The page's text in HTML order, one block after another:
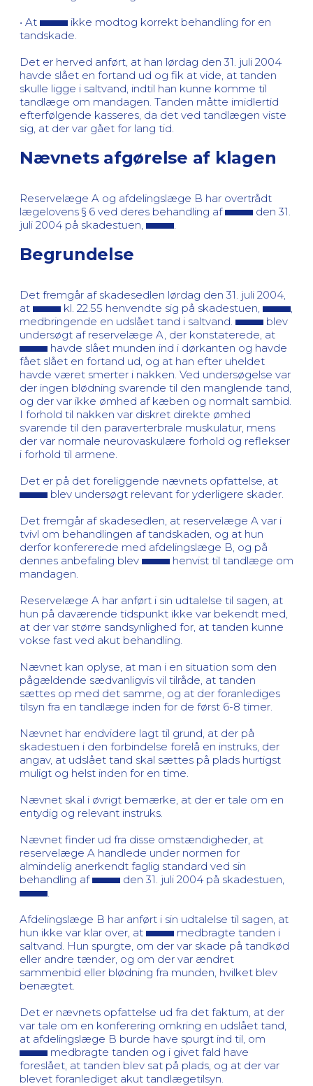
• At
ikke modtog korrekt behandling for en
tandskade.
Det er herved anført, at han lørdag den 31. juli 2004
havde slået en fortand ud og fik at vide, at tanden
skulle ligge i saltvand, indtil han kunne komme til
tandlæge om mandagen. Tanden måtte imidlertid
efterfølgende kasseres, da det ved tandlægen viste
sig, at der var gået for lang tid.
Nævnets afgørelse af klagen
Reservelæge A og afdelingslæge B har overtrådt
lægelovens § 6 ved deres behandling af
den 31.
juli 2004 på skadestuen,
Begrundelse
Det fremgår af skadesedlen lørdag den 31. juli 2004,
at
kl. 22.55 henvendte sig på skadestuen,
medbringende en udslået tand i saltvand.
blev
undersøgt af reservelæge A, der konstaterede, at
havde slået munden ind i dørkanten og havde
fået slået en fortand ud, og at han efter uheldet
havde været smerter i nakken. Ved undersøgelse var
der ingen blødning svarende til den manglende tand,
og der var ikke ømhed af kæben og normalt sambid.
I forhold til nakken var diskret direkte ømhed
svarende til den paraverterbrale muskulatur, mens
der var normale neurovaskulære forhold og reflekser
i forhold til armene.
Det er på det foreliggende nævnets opfattelse, at
blev undersøgt relevant for yderligere skader.
Det fremgår af skadesedlen, at reservelæge A var i
tvivl om behandlingen af tandskaden, og at hun
derfor konfererede med afdelingslæge B, og på
dennes anbefaling blev
henvist til tandlæge om
mandagen.
Reservelæge A har anført i sin udtalelse til sagen, at
hun på daværende tidspunkt ikke var bekendt med,
at der var større sandsynlighed for, at tanden kunne
vokse fast ved akut behandling.
Nævnet kan oplyse, at man i en situation som den
pågældende sædvanligvis vil tilråde, at tanden
sættes op med det samme, og at der foranlediges
tilsyn fra en tandlæge inden for de først 6-8 timer.
Nævnet har endvidere lagt til grund, at der på
skadestuen i den forbindelse forelå en instruks, der
angav, at udslået tand skal sættes på plads hurtigst
muligt og helst inden for en time.
Nævnet skal i øvrigt bemærke, at der er tale om en
entydig og relevant instruks.
Nævnet finder ud fra disse omstændigheder, at
reservelæge A handlede under normen for
almindelig anerkendt faglig standard ved sin
behandling af
den 31. juli 2004 på skadestuen,
Afdelingslæge B har anført i sin udtalelse til sagen, at
hun ikke var klar over, at
medbragte tanden i
saltvand. Hun spurgte, om der var skade på tandkød
eller andre tænder, og om der var ændret
sammenbid eller blødning fra munden, hvilket blev
benægtet.
Det er nævnets opfattelse ud fra det faktum, at der
var tale om en konferering omkring en udslået tand,
at afdelingslæge B burde have spurgt ind til, om
medbragte tanden og i givet fald have
foreslået, at tanden blev sat på plads, og at der var
blevet foranlediget akut tandlægetilsyn.